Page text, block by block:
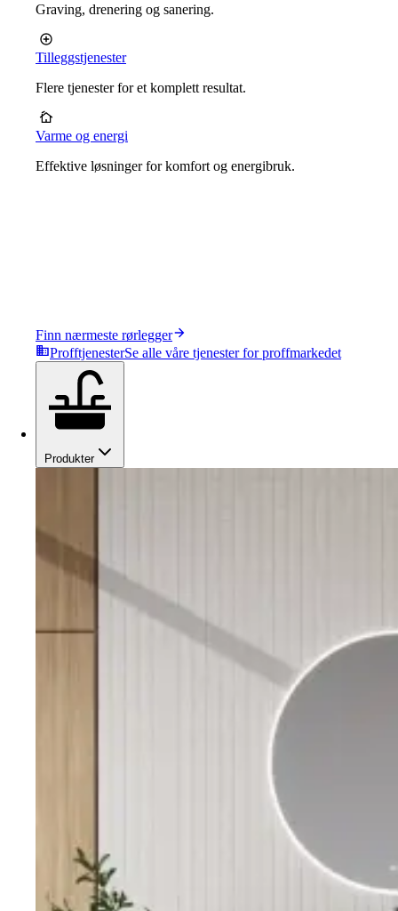
Graving, drenering og sanering.
Tilleggstjenester
Flere tjenester for et komplett resultat.
Varme og energi
Effektive løsninger for komfort og energibruk.
Finn nærmeste rørlegger
ProfftjenesterSe alle våre tjenester for proffmarkedet
Produkter